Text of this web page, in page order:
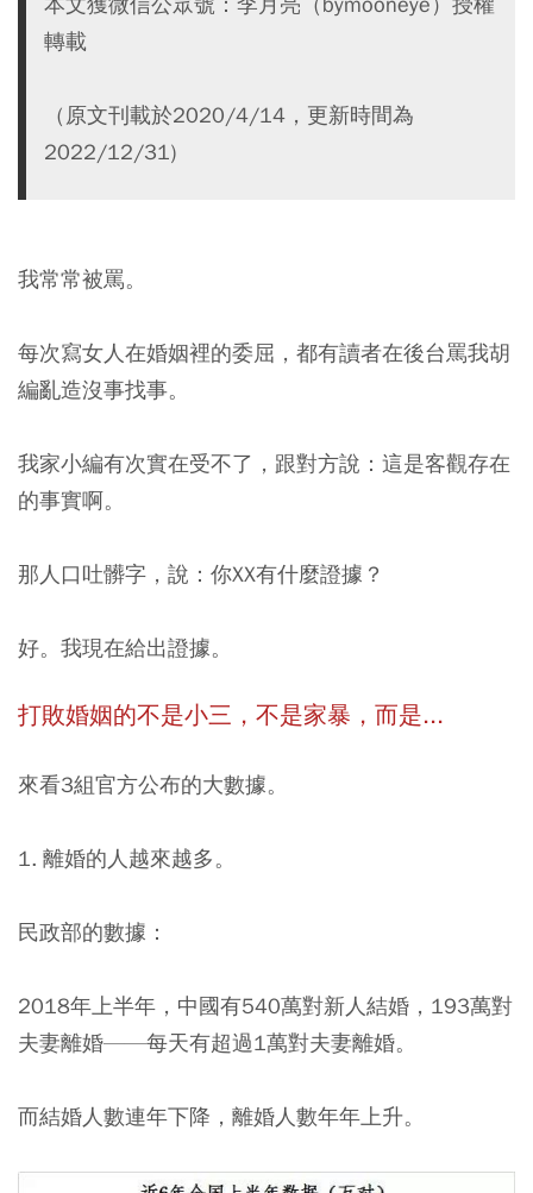
轉載
（原文刊載於2020/4/14，更新時間為
2022/12/31)
我常常被罵。
每次寫女人在婚姻裡的委屈，都有讀者在後台罵我胡
編亂造沒事找事。
我家小編有次實在受不了，跟對方說：這是客觀存在
的事實啊。
那人口吐髒字，說：你XX有什麼證據？
好。我現在給出證據。
打敗婚姻的不是小三，不是家暴，而是...
來看3組官方公布的大數據。
1. 離婚的人越來越多。
民政部的數據：
2018年上半年，中國有540萬對新人結婚，193萬對
夫妻離婚——每天有超過1萬對夫妻離婚。
而結婚人數連年下降，離婚人數年年上升。